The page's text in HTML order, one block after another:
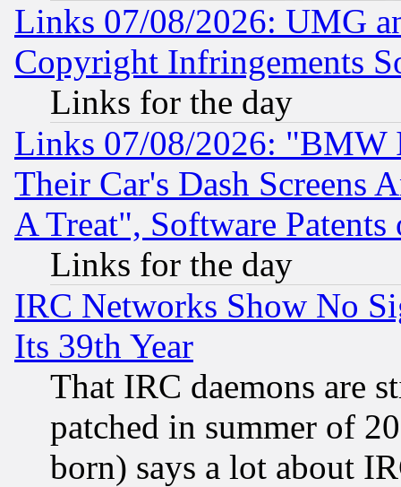
Links 07/08/2026: UMG
Copyright Infringements
Links for the day
Links 07/08/2026: "BMW
Their Car's Dash Screens
A Treat", Software Patents
Links for the day
IRC Networks Show No
Its 39th Year
That IRC daemons are
patched in summer of
born) says a lot about